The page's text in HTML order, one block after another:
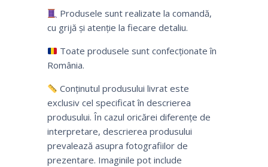
Produsele sunt realizate la comandă,
cu grijă și atenție la fiecare detaliu.
Toate produsele sunt confecționate în
România.
Conținutul produsului livrat este
exclusiv cel specificat în descrierea
produsului. În cazul oricărei diferențe de
interpretare, descrierea produsului
prevalează asupra fotografiilor de
prezentare. Imaginile pot include